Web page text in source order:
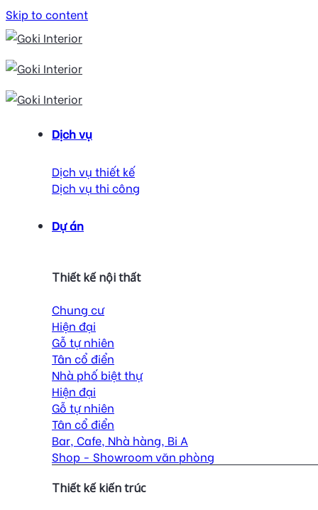
Skip to content
Dịch vụ
Dịch vụ thiết kế
Dịch vụ thi công
Dự án
Thiết kế nội thất
Chung cư
Hiện đại
Gỗ tự nhiên
Tân cổ điển
Nhà phố biệt thự
Hiện đại
Gỗ tự nhiên
Tân cổ điển
Bar, Cafe, Nhà hàng, Bi A
Shop - Showroom văn phòng
Thiết kế kiến trúc